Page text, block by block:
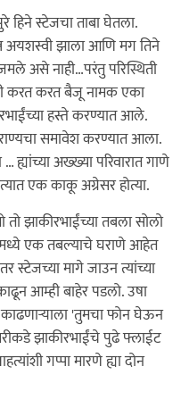
हिने स्टेजचा ताबा घेतला.
अयशस्वी झाला आणि मग तिने
असे नाही…परंतु परिस्थिती
करत करत बैजू नामक एका
हस्ते करण्यात आले.
समावेश करण्यात आला.
ह्यांच्या अख्ख्या परिवारात गाणे
एक काकू अग्रेसर होत्या.
झाकीरभाईंच्या तबला सोलो
मध्ये एक तबल्याचे घराणे आहेत
स्टेजच्या मागे जाउन त्यांच्या
आम्ही बाहेर पडलो. उषा
'तुमचा फोन घेऊन
झाकीरभाईंचे पुढे फ्लाईट
गप्पा मारणे ह्या दोन